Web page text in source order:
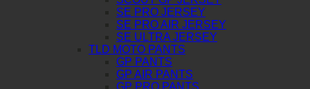
SE PRO JERSEY
SE PRO AIR JERSEY
SE ULTRA JERSEY
TLD MOTO PANTS
GP PANTS
GP AIR PANTS
GP PRO PANTS